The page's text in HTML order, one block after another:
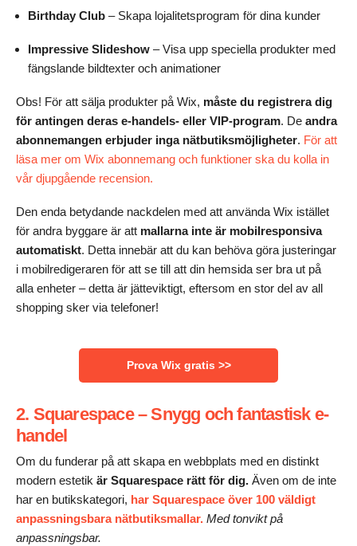
Birthday Club – Skapa lojalitetsprogram för dina kunder
Impressive Slideshow – Visa upp speciella produkter med
fängslande bildtexter och animationer
Obs! För att sälja produkter på Wix, måste du registrera dig
för antingen deras e-handels- eller VIP-program. De andra
abonnemangen erbjuder inga nätbutiksmöjligheter. För att
läsa mer om Wix abonnemang och funktioner ska du kolla in
vår djupgående recension.
Den enda betydande nackdelen med att använda Wix istället
för andra byggare är att mallarna inte är mobilresponsiva
automatiskt. Detta innebär att du kan behöva göra justeringar
i mobilredigeraren för att se till att din hemsida ser bra ut på
alla enheter – detta är jätteviktigt, eftersom en stor del av all
shopping sker via telefoner!
Prova Wix gratis >>
2. Squarespace – Snygg och fantastisk e-
handel
Om du funderar på att skapa en webbplats med en distinkt
modern estetik är Squarespace rätt för dig. Även om de inte
har en butikskategori, har Squarespace över 100 väldigt
anpassningsbara nätbutiksmallar. Med tonvikt på
anpassningsbar.